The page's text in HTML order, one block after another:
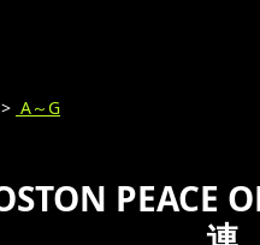
> A～G
PEACE